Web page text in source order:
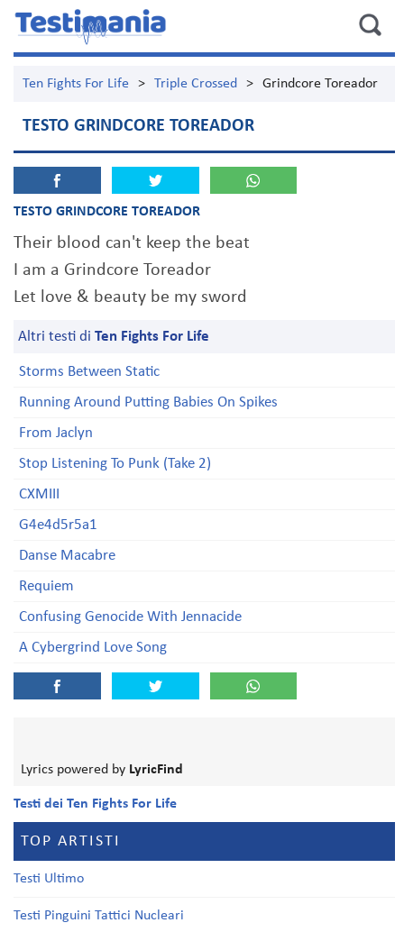
Ten Fights For Life > Triple Crossed > Grindcore Toreador
TESTO GRINDCORE TOREADOR
TESTO GRINDCORE TOREADOR
Their blood can't keep the beat
I am a Grindcore Toreador
Let love & beauty be my sword
Altri testi di Ten Fights For Life
Storms Between Static
Running Around Putting Babies On Spikes
From Jaclyn
Stop Listening To Punk (Take 2)
CXMIII
G4e4d5r5a1
Danse Macabre
Requiem
Confusing Genocide With Jennacide
A Cybergrind Love Song
Lyrics powered by LyricFind
Testi dei Ten Fights For Life
TOP ARTISTI
Testi Ultimo
Testi Pinguini Tattici Nucleari